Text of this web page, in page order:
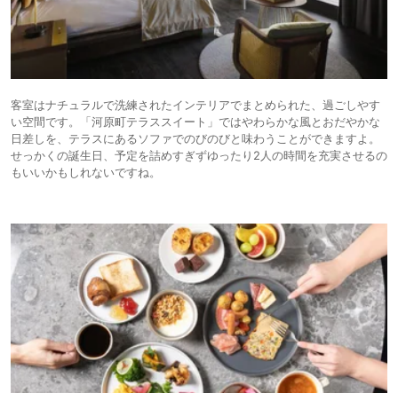
客室はナチュラルで洗練されたインテリアでまとめられた、過ごしやす
い空間です。「河原町テラススイート」ではやわらかな風とおだやかな
日差しを、テラスにあるソファでのびのびと味わうことができますよ。
せっかくの誕生日、予定を詰めすぎずゆったり2人の時間を充実させるの
もいいかもしれないですね。